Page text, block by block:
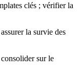
clés ; vérifier la
la survie des
sur le